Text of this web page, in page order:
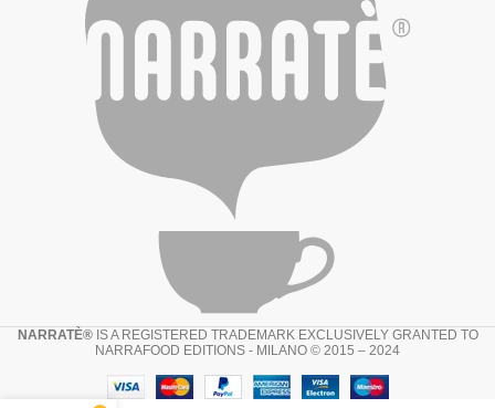
NARRATÈ®IS A REGISTERED TRADEMARK EXCLUSIVELY GRANTED TO
NARRAFOOD EDITIONS - MILANO © 2015 – 2024